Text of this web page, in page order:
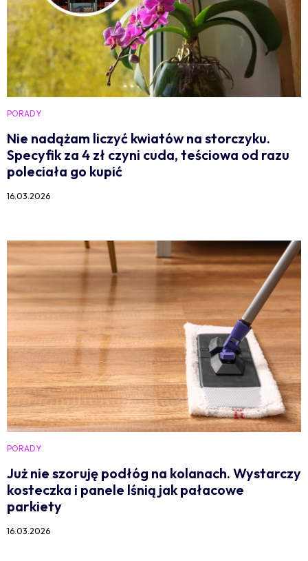
PORADY
Nie nadążam liczyć kwiatów na storczyku.
Specyfik za 4 zł czyni cuda, teściowa od razu
poleciała go kupić
16.03.2026
PORADY
Już nie szoruję podłóg na kolanach. Wystarczy
kosteczka i panele lśnią jak pałacowe
parkiety
16.03.2026